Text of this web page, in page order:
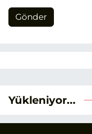
Gönder
Yükleniyor...